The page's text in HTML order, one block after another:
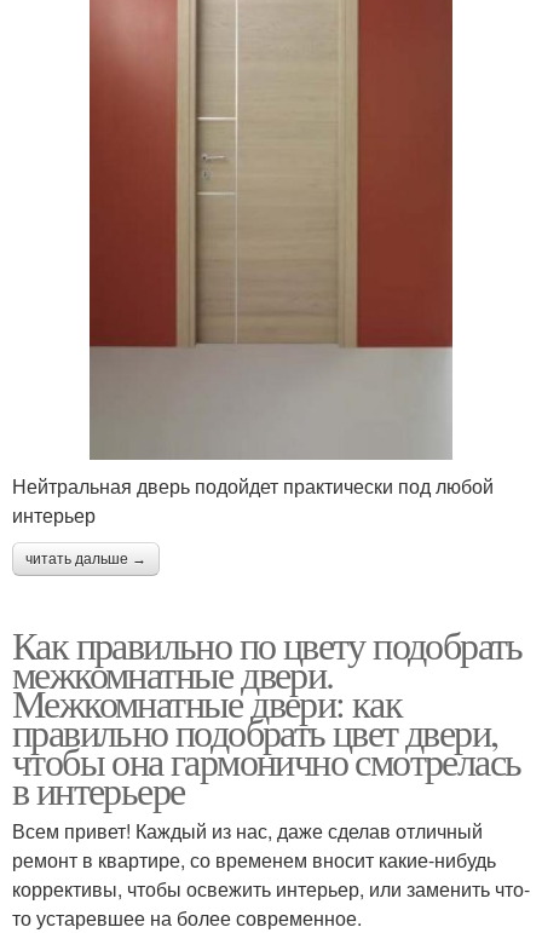
Нейтральная дверь подойдет практически под любой
интерьер
читать дальше →
Как правильно по цвету подобрать
межкомнатные двери.
Межкомнатные двери: как
правильно подобрать цвет двери,
чтобы она гармонично смотрелась
в интерьере
Всем привет! Каждый из нас, даже сделав отличный
ремонт в квартире, со временем вносит какие-нибудь
коррективы, чтобы освежить интерьер, или заменить что-
то устаревшее на более современное.